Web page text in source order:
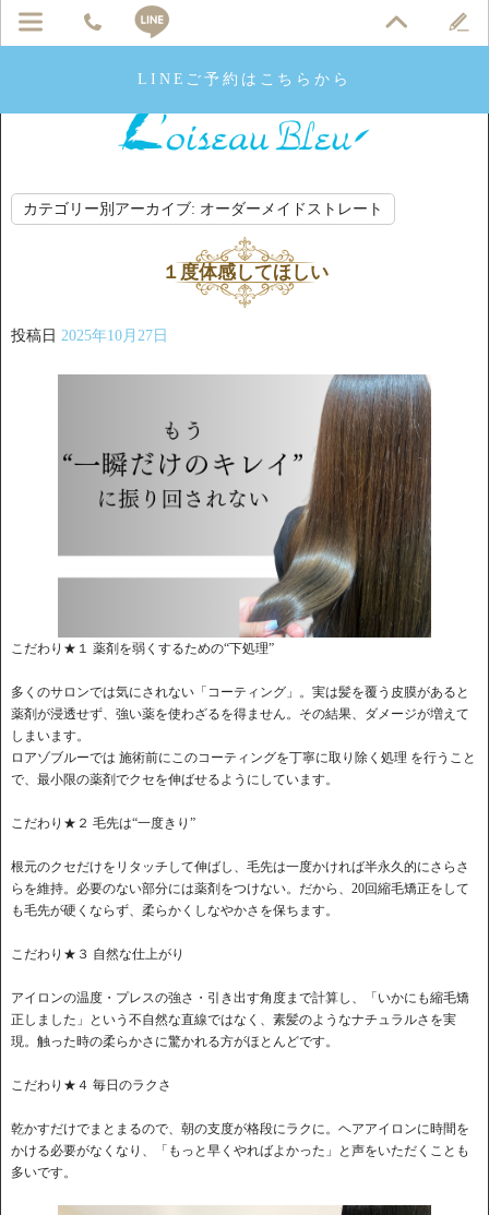
LINEご予約はこちらから
カテゴリー別アーカイブ: オーダーメイドストレート
１度体感してほしい
投稿日 2025年10月27日
こだわり★１ 薬剤を弱くするための“下処理”
多くのサロンでは気にされない「コーティング」。実は髪を覆う皮膜があると
薬剤が浸透せず、強い薬を使わざるを得ません。その結果、ダメージが増えて
しまいます。
ロアゾブルーでは 施術前にこのコーティングを丁寧に取り除く処理 を行うこと
で、最小限の薬剤でクセを伸ばせるようにしています。
こだわり★２ 毛先は“一度きり”
根元のクセだけをリタッチして伸ばし、毛先は一度かければ半永久的にさらさ
らを維持。必要のない部分には薬剤をつけない。だから、20回縮毛矯正をして
も毛先が硬くならず、柔らかくしなやかさを保ちます。
こだわり★３ 自然な仕上がり
アイロンの温度・プレスの強さ・引き出す角度まで計算し、「いかにも縮毛矯
正しました」という不自然な直線ではなく、素髪のようなナチュラルさを実
現。触った時の柔らかさに驚かれる方がほとんどです。
こだわり★４ 毎日のラクさ
乾かすだけでまとまるので、朝の支度が格段にラクに。ヘアアイロンに時間を
かける必要がなくなり、「もっと早くやればよかった」と声をいただくことも
多いです。